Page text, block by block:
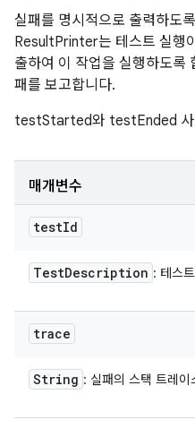
실패를 명시적으로 출력하도
ResultPrinter는 테스트 실행
출하여 이 작업을 실행하도록
패를 보고합니다.
testStarted와 testEnded 사
매개변수
testId
TestDescription : 테스
trace
String : 실패의 스택 트레이